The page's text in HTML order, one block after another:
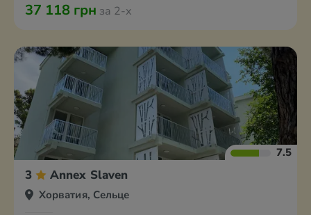
37 118 грн за 2-х
7.5
3 Annex Slaven
Хорватия, Сельце